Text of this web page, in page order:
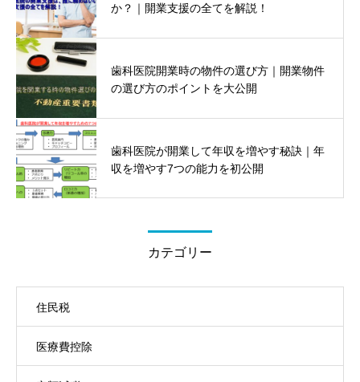
か？｜開業支援の全てを解説！
歯科医院開業時の物件の選び方｜開業物件
の選び方のポイントを大公開
歯科医院が開業して年収を増やす秘訣｜年
収を増やす7つの能力を初公開
カテゴリー
住民税
医療費控除